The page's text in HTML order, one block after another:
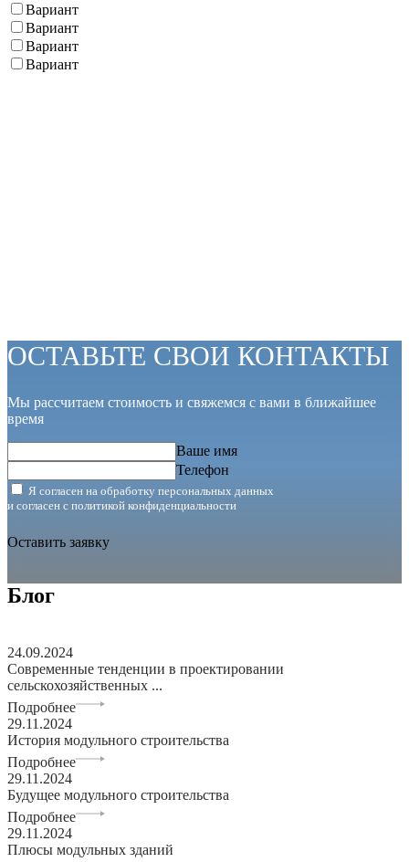
Вариант
Вариант
Вариант
Вариант
ОСТАВЬТЕ СВОИ КОНТАКТЫ
Мы рассчитаем стоимость и свяжемся с вами в ближайшее
время
Ваше имя
Телефон
Я согласен на обработку персональных данных
и согласен с политикой конфиденциальности
Оставить заявку
Блог
24.09.2024
Современные тенденции в проектировании
сельскохозяйственных ...
Подробнее
29.11.2024
История модульного строительства
Подробнее
29.11.2024
Будущее модульного строительства
Подробнее
29.11.2024
Плюсы модульных зданий